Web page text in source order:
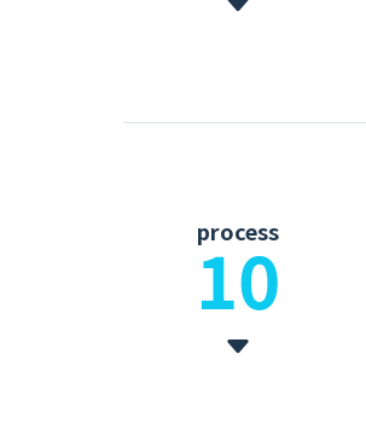
process
10